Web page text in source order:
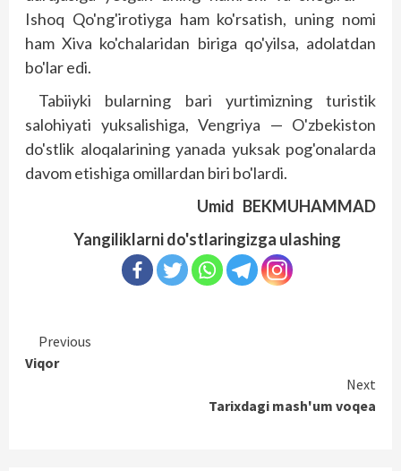
Ishoq Qo'ng'irotiyga ham ko'rsatish, uning nomi
ham Xiva ko'chalaridan biriga qo'yilsa, adolatdan
bo'lar edi.
Tabiiyki bularning bari yurtimizning turistik
salohiyati yuksalishiga, Vengriya — O'zbekiston
do'stlik aloqalarining yanada yuksak pog'onalarda
davom etishiga omillardan biri bo'lardi.
Umid BEKMUHAMMAD
Yangiliklarni do'stlaringizga ulashing
Continue
Reading
Previous
Viqor
Next
Tarixdagi mash'um voqea